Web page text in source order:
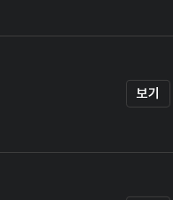
보기